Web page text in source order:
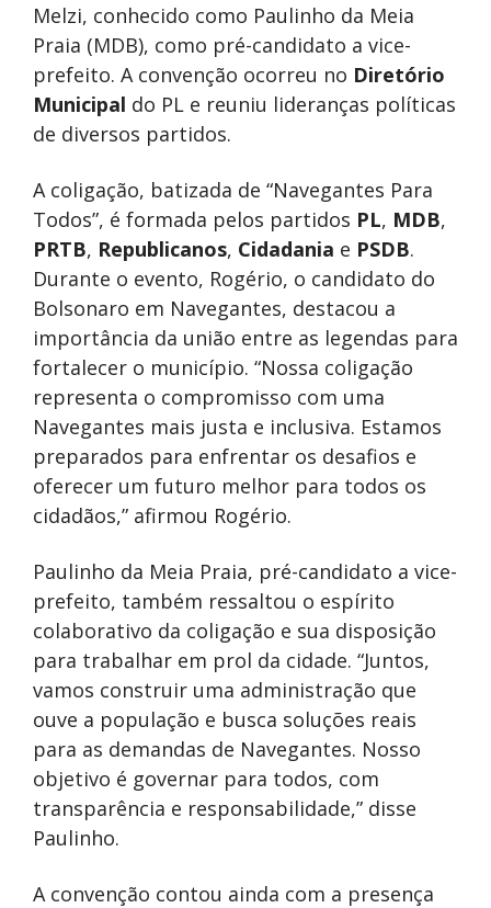
Melzi, conhecido como Paulinho da Meia
Praia (MDB), como pré-candidato a vice-
prefeito. A convenção ocorreu no Diretório
Municipal do PL e reuniu lideranças políticas
de diversos partidos.
A coligação, batizada de “Navegantes Para
Todos”, é formada pelos partidos PL, MDB,
PRTB, Republicanos, Cidadania e PSDB.
Durante o evento, Rogério, o candidato do
Bolsonaro em Navegantes, destacou a
importância da união entre as legendas para
fortalecer o município. “Nossa coligação
representa o compromisso com uma
Navegantes mais justa e inclusiva. Estamos
preparados para enfrentar os desafios e
oferecer um futuro melhor para todos os
cidadãos,” afirmou Rogério.
Paulinho da Meia Praia, pré-candidato a vice-
prefeito, também ressaltou o espírito
colaborativo da coligação e sua disposição
para trabalhar em prol da cidade. “Juntos,
vamos construir uma administração que
ouve a população e busca soluções reais
para as demandas de Navegantes. Nosso
objetivo é governar para todos, com
transparência e responsabilidade,” disse
Paulinho.
A convenção contou ainda com a presença